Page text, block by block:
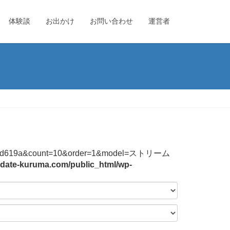
体験談 お出かけ お問い合わせ 運営者
ストリーム
kuruma.com/public_html/wp-